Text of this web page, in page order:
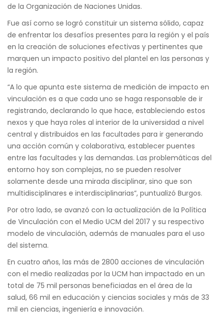
de la Organización de Naciones Unidas.
Fue así como se logró constituir un sistema sólido, capaz
de enfrentar los desafíos presentes para la región y el país
en la creación de soluciones efectivas y pertinentes que
marquen un impacto positivo del plantel en las personas y
la región.
“A lo que apunta este sistema de medición de impacto en
vinculación es a que cada uno se haga responsable de ir
registrando, declarando lo que hace, estableciendo estos
nexos y que haya roles al interior de la universidad a nivel
central y distribuidos en las facultades para ir generando
una acción común y colaborativa, establecer puentes
entre las facultades y las demandas. Las problemáticas del
entorno hoy son complejas, no se pueden resolver
solamente desde una mirada disciplinar, sino que son
multidisciplinares e interdisciplinarias”, puntualizó Burgos.
Por otro lado, se avanzó con la actualización de la Política
de Vinculación con el Medio UCM del 2017 y su respectivo
modelo de vinculación, además de manuales para el uso
del sistema.
En cuatro años, las más de 2800 acciones de vinculación
con el medio realizadas por la UCM han impactado en un
total de 75 mil personas beneficiadas en el área de la
salud, 66 mil en educación y ciencias sociales y más de 33
mil en ciencias, ingeniería e innovación.